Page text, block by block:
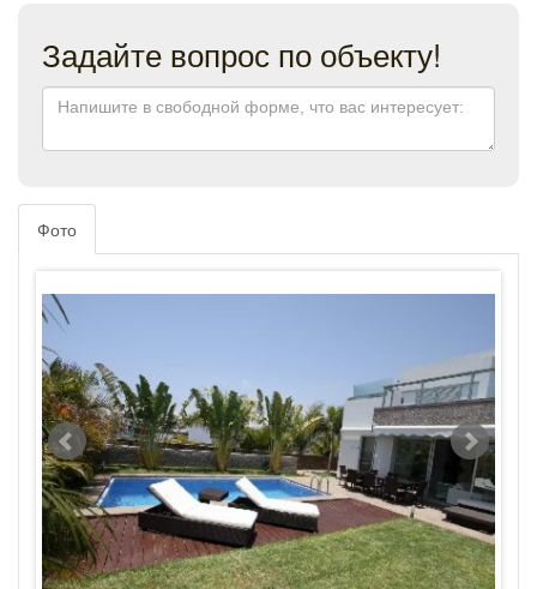
Задайте вопрос по объекту!
Фото